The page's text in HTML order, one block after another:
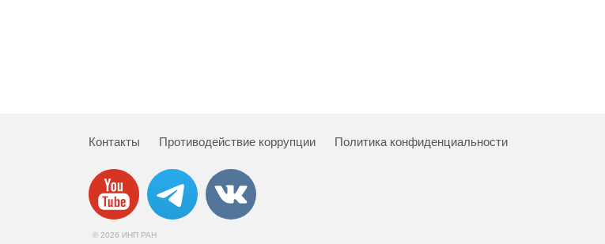
Контакты Противодействие коррупции Политика конфиденциальности
© 2026 ИНП РАН